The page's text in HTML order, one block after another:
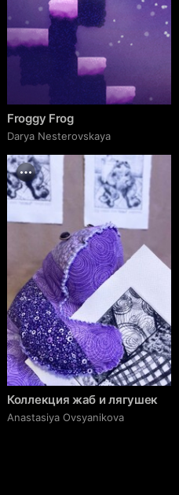
Froggy Frog
Darya Nesterovskaya
Коллекция жаб и лягушек
Anastasiya Ovsyanikova